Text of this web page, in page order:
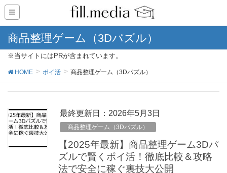
商品整理ゲーム（3Dパズル）
※当サイトにはPRが含まれています。
HOME ポイ活 商品整理ゲーム（3Dパズル）
最終更新日：2026年5月3日
商品整理ゲーム（3Dパズル）
【2025年最新】商品整理ゲーム3Dパ
ズルで賢くポイ活！徹底比較＆攻略
法で安全に稼ぐ裏技大公開